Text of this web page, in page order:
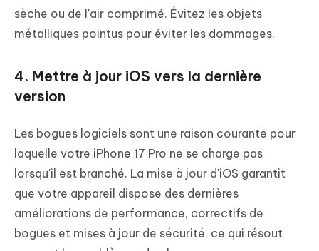
sèche ou de l'air comprimé. Évitez les objets
métalliques pointus pour éviter les dommages.
4. Mettre à jour iOS vers la dernière
version
Les bogues logiciels sont une raison courante pour
laquelle votre iPhone 17 Pro ne se charge pas
lorsqu'il est branché. La mise à jour d'iOS garantit
que votre appareil dispose des dernières
améliorations de performance, correctifs de
bogues et mises à jour de sécurité, ce qui résout